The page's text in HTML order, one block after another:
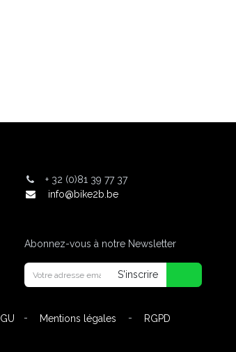
+ 32 (0)81 39 77 37
info@bike2b.be
Abonnez-vous à notre Newsletter
S'inscrire
- Mentions légales - RGPD